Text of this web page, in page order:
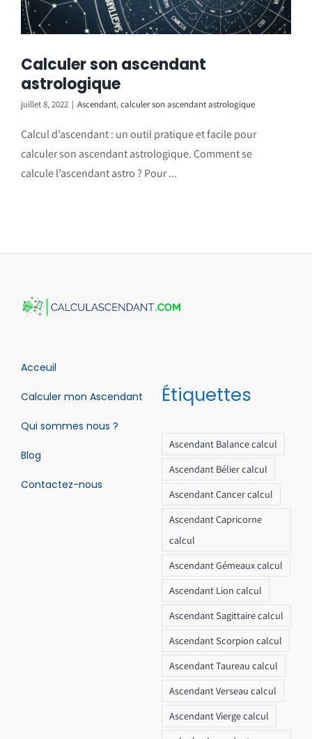
Calculer son ascendant
astrologique
juillet 8, 2022 | Ascendant,calculer son ascendant astrologique
Calcul d’ascendant : un outil pratique et facile pour
calculer son ascendant astrologique. Comment se
calcule l’ascendant astro ? Pour ...
Acceuil
Calculer mon Ascendant
Qui sommes nous ?
Blog
Contactez-nous
Étiquettes
Ascendant Balance calcul
Ascendant Bélier calcul
Ascendant Cancer calcul
Ascendant Capricorne
calcul
Ascendant Gémeaux calcul
Ascendant Lion calcul
Ascendant Sagittaire calcul
Ascendant Scorpion calcul
Ascendant Taureau calcul
Ascendant Verseau calcul
Ascendant Vierge calcul